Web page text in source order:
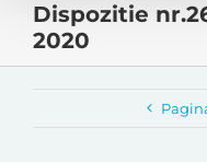
Dispozitie
2020